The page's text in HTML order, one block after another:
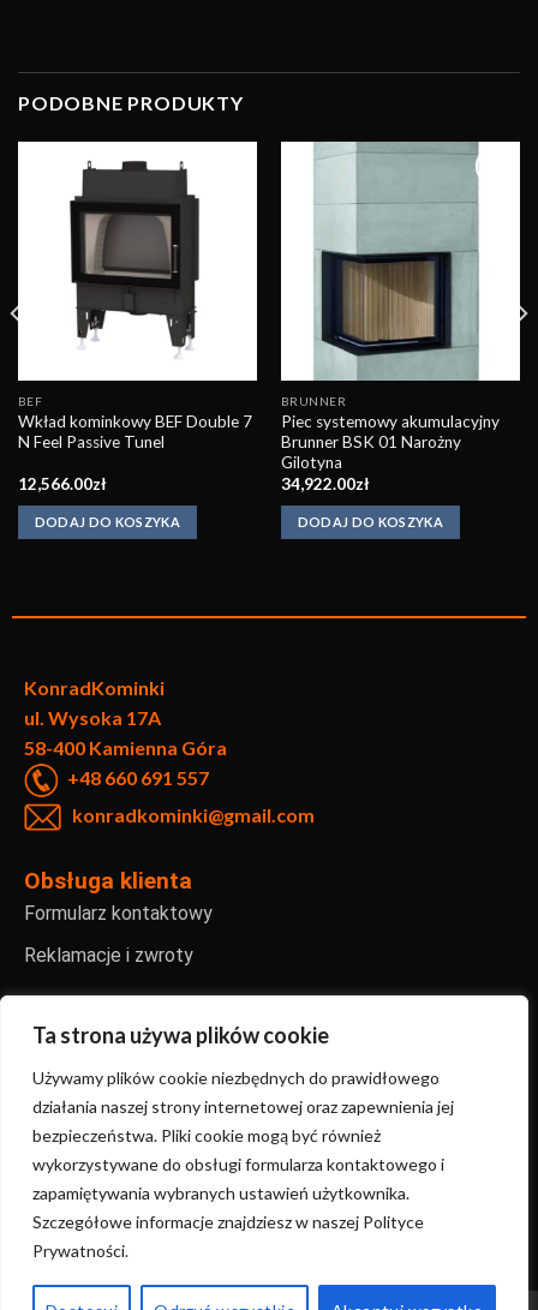
Ta strona używa plików cookie
Używamy plików cookie niezbędnych do prawidłowego
działania naszej strony internetowej oraz zapewnienia jej
bezpieczeństwa. Pliki cookie mogą być również
wykorzystywane do obsługi formularza kontaktowego i
zapamiętywania wybranych ustawień użytkownika.
Szczegółowe informacje znajdziesz w naszej Polityce
Prywatności.
PODOBNE PRODUKTY
BEF
Wkład kominkowy BEF Double 7
N Feel Passive Tunel
12,566.00zł
DODAJ DO KOSZYKA
BRUNNER
Piec systemowy akumulacyjny
Brunner BSK 01 Narożny
Gilotyna
34,922.00zł
DODAJ DO KOSZYKA
KonradKominki
ul. Wysoka 17A
58-400 Kamienna Góra
+48 660 691 557
konradkominki@gmail.com
Obsługa klienta
Formularz kontaktowy
Reklamacje i zwroty
Regulamin sklepu internetowego
Polityka prywatności
FAQ – najczęściej zadawane pytania
Copyright ©2024 KonradKominki | Stworzone przez